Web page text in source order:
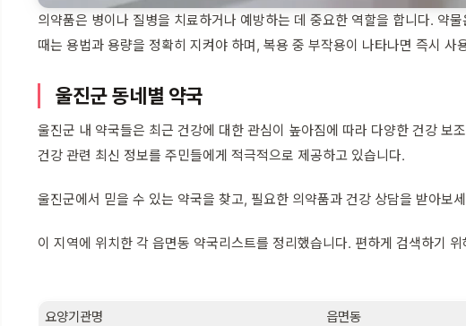
의약품은 병이나 질병을 치료하거나 예방하는 데 중요한 역할을 합니다. 약
때는 용법과 용량을 정확히 지켜야 하며, 복용 중 부작용이 나타나면 즉시
울진군 동네별 약국
울진군 내 약국들은 최근 건강에 대한 관심이 높아짐에 따라 다양한 건강
건강 관련 최신 정보를 주민들에게 적극적으로 제공하고 있습니다.
울진군에서 믿을 수 있는 약국을 찾고, 필요한 의약품과 건강 상담을 받아보
이 지역에 위치한 각 읍면동 약국리스트를 정리했습니다. 편하게 검색하기
요양기관명 읍면동